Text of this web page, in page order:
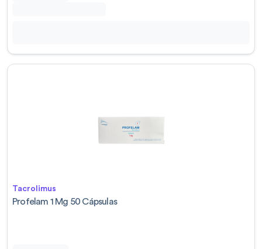
Tacrolimus
Profelam 1 Mg 50 Cápsulas